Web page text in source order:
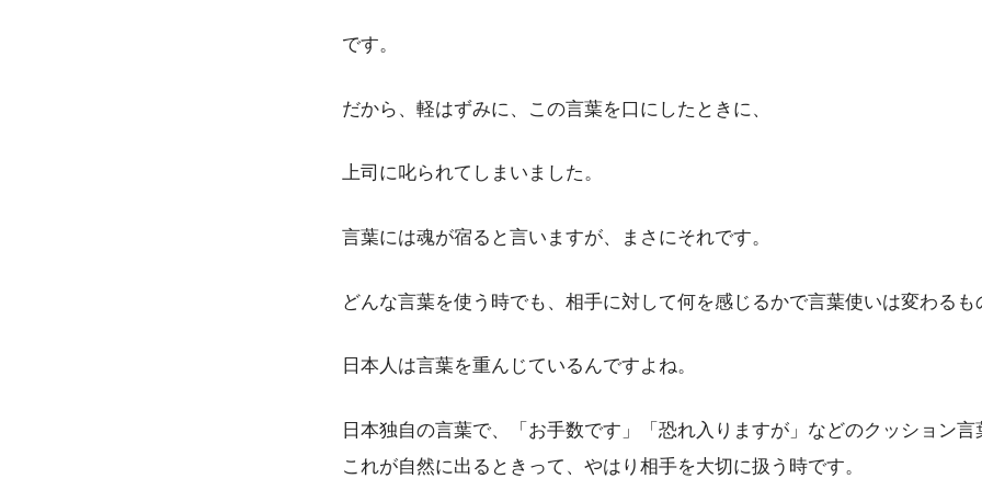
です。
だから、軽はずみに、この言葉を口にしたときに、
上司に叱られてしまいました。
言葉には魂が宿ると言いますが、まさにそれです。
どんな言葉を使う時でも、相手に対して何を感じるかで言葉使いは変わるも
日本人は言葉を重んじているんですよね。
日本独自の言葉で、「お手数です」「恐れ入りますが」などのクッション
これが自然に出るときって、やはり相手を大切に扱う時です。